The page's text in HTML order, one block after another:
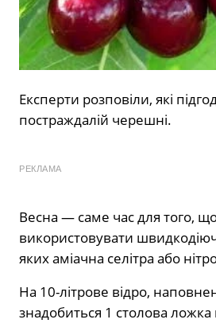
Експерти розповіли, які
постраждалій черешні.
РЕКЛАМА
Весна — саме час для того,
використовувати
яких аміачна селітра або
На 10-літрове відро,
знадобиться 1 столова